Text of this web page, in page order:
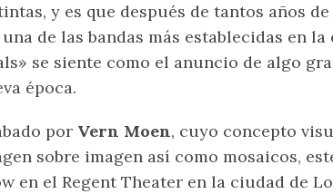
y es que después de tantos años
de las bandas más establecidas en
se siente como el anuncio de algo
época.
por Vern Moen, cuyo concepto
sobre imagen así como mosaicos,
en el Regent Theater en la ciudad de